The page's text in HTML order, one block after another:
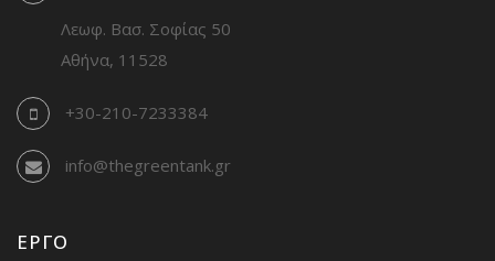
Λεωφ. Βασ. Σοφίας 50
Αθήνα, 11528
+30-210-7233384
info@thegreentank.gr
ΈΡΓΟ